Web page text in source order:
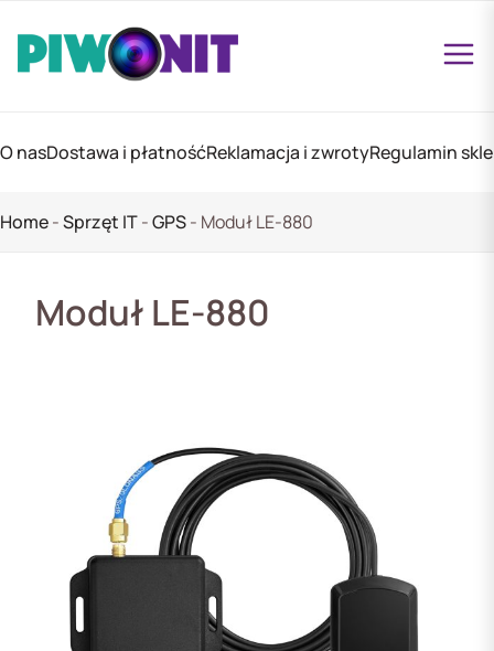
O nasDostawa i płatnośćReklamacja i zwrotyRegulamin
Home-Sprzęt IT-GPS- Moduł LE-880
Moduł LE-880